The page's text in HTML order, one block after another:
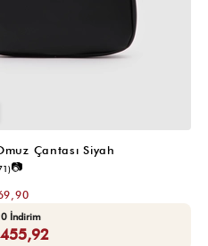
Çantası Siyah
📷
İndirim